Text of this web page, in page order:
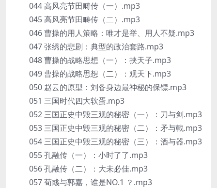
044 高风亮节田畴传（一）.mp3
045 高风亮节田畴传（二）.mp3
046 曹操的用人策略：唯才是举、用人不疑.mp3
047 张绣的悲剧：典型的政治套路.mp3
048 曹操的战略思想（一）：挟天子.mp3
049 曹操的战略思想（二）：观天下.mp3
050 赵云的原型：刘备身边最神秘的保镖.mp3
051 三国时代四大软蛋.mp3
052 三国正史中毁三观的秘密（一）：刀与剑.mp3
053 三国正史中毁三观的秘密（二）：矛与戟.mp3
054 三国正史中毁三观的秘密（三）：酒与器.mp3
055 孔融传（一）：小时了了.mp3
056 孔融传（二）：大未必佳.mp3
057 荀彧与郭嘉，谁是NO.1 ？.mp3